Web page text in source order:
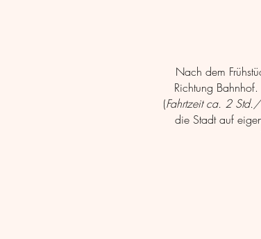
Nach dem
Richtung
(Fahrtzeit ca. 2
die Stadt auf